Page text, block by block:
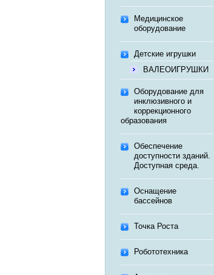
Медицинское
оборудование
Детские игрушки
ВАЛЕОИГРУШКИ
Оборудование для
инклюзивного и
коррекционного
образования
Обеспечение
доступности зданий.
Доступная среда.
Оснащение
бассейнов
Точка Роста
Робототехника